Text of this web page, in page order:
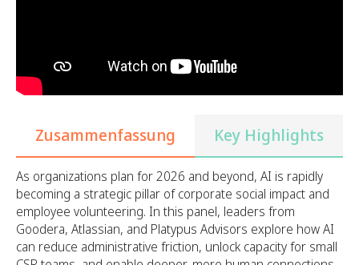
Zusammenfassung Key Highlights
As organizations plan for 2026 and beyond, AI is rapidly
becoming a strategic pillar of corporate social impact and
employee volunteering. In this panel, leaders from
Goodera, Atlassian, and Platypus Advisors explore how AI
can reduce administrative friction, unlock capacity for small